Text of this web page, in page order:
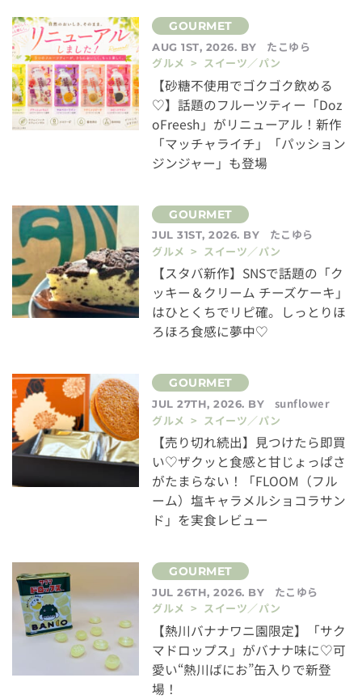
AUG 1ST, 2026. BY
たこゆら
グルメ > スイーツ／パン
【砂糖不使用でゴクゴク飲める
♡】話題のフルーツティー「Doz
oFreesh」がリニューアル！新作
「マッチャライチ」「パッション
ジンジャー」も登場
JUL 31ST, 2026. BY
たこゆら
グルメ > スイーツ／パン
【スタバ新作】SNSで話題の「ク
ッキー＆クリーム チーズケーキ」
はひとくちでリピ確。しっとりほ
ろほろ食感に夢中♡
JUL 27TH, 2026. BY
sunflower
グルメ > スイーツ／パン
【売り切れ続出】見つけたら即買
い♡ザクッと食感と甘じょっぱさ
がたまらない！「FLOOM（フル
ーム）塩キャラメルショコラサン
ド」を実食レビュー
JUL 26TH, 2026. BY
たこゆら
グルメ > スイーツ／パン
【熱川バナナワニ園限定】「サク
マドロップス」がバナナ味に♡可
愛い“熱川ばにお”缶入りで新登
場！